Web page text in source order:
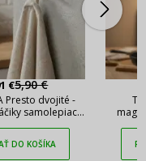
€5,90 €
Presto dvojité -
samolepiace
DO KOŠÍKA